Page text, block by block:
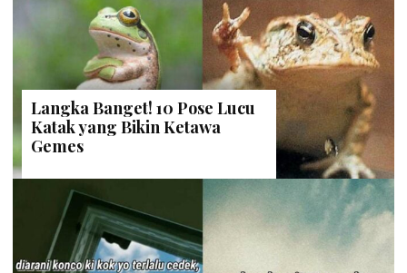
Langka Banget! 10 Pose Lucu
Katak yang Bikin Ketawa
Gemes